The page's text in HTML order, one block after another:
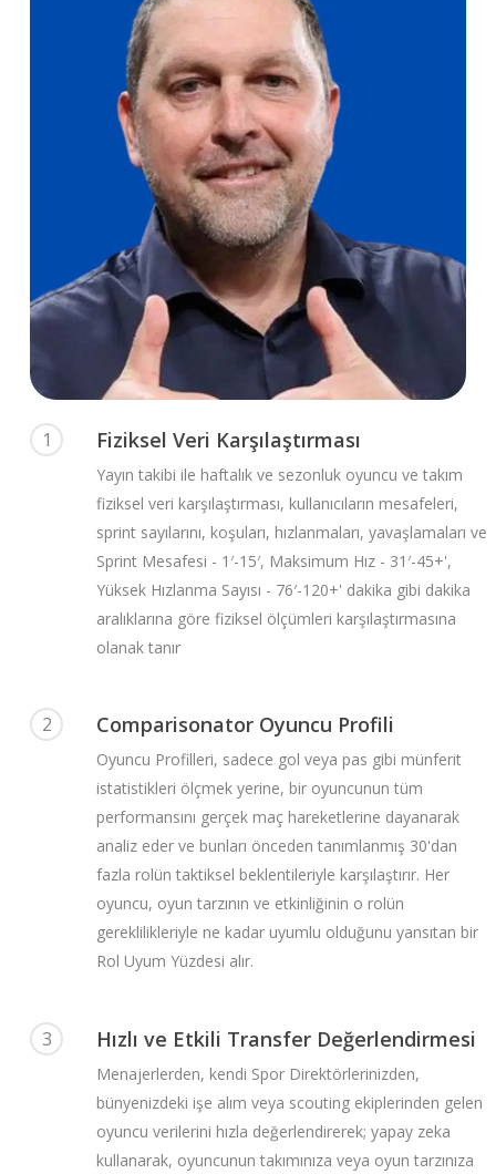
1 Fiziksel Veri Karşılaştırması
Yayın takibi ile haftalık ve sezonluk oyuncu ve takım
fiziksel veri karşılaştırması, kullanıcıların mesafeleri,
sprint sayılarını, koşuları, hızlanmaları, yavaşlamaları ve
Sprint Mesafesi - 1′-15′, Maksimum Hız - 31′-45+',
Yüksek Hızlanma Sayısı - 76′-120+' dakika gibi dakika
aralıklarına göre fiziksel ölçümleri karşılaştırmasına
olanak tanır
2 Comparisonator Oyuncu Profili
Oyuncu Profilleri, sadece gol veya pas gibi münferit
istatistikleri ölçmek yerine, bir oyuncunun tüm
performansını gerçek maç hareketlerine dayanarak
analiz eder ve bunları önceden tanımlanmış 30'dan
fazla rolün taktiksel beklentileriyle karşılaştırır. Her
oyuncu, oyun tarzının ve etkinliğinin o rolün
gereklilikleriyle ne kadar uyumlu olduğunu yansıtan bir
Rol Uyum Yüzdesi alır.
3 Hızlı ve Etkili Transfer Değerlendirmesi
Menajerlerden, kendi Spor Direktörlerinizden,
bünyenizdeki işe alım veya scouting ekiplerinden gelen
oyuncu verilerini hızla değerlendirerek; yapay zeka
kullanarak, oyuncunun takımınıza veya oyun tarzınıza